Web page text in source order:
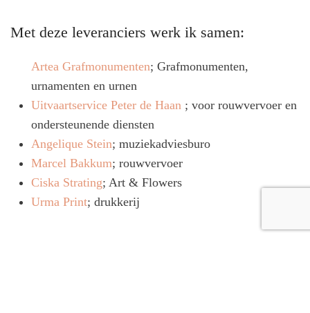
Met deze leveranciers werk ik samen:
Artea Grafmonumenten; Grafmonumenten,
urnamenten en urnen
Uitvaartservice Peter de Haan ; voor rouwvervoer en
ondersteunende diensten
Angelique Stein; muziekadviesburo
Marcel Bakkum; rouwvervoer
Ciska Strating; Art & Flowers
Urma Print; drukkerij